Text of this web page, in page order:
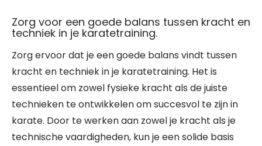
Zorg voor een goede balans tussen kracht en
techniek in je karatetraining.
Zorg ervoor dat je een goede balans vindt tussen
kracht en techniek in je karatetraining. Het is
essentieel om zowel fysieke kracht als de juiste
technieken te ontwikkelen om succesvol te zijn in
karate. Door te werken aan zowel je kracht als je
technische vaardigheden, kun je een solide basis